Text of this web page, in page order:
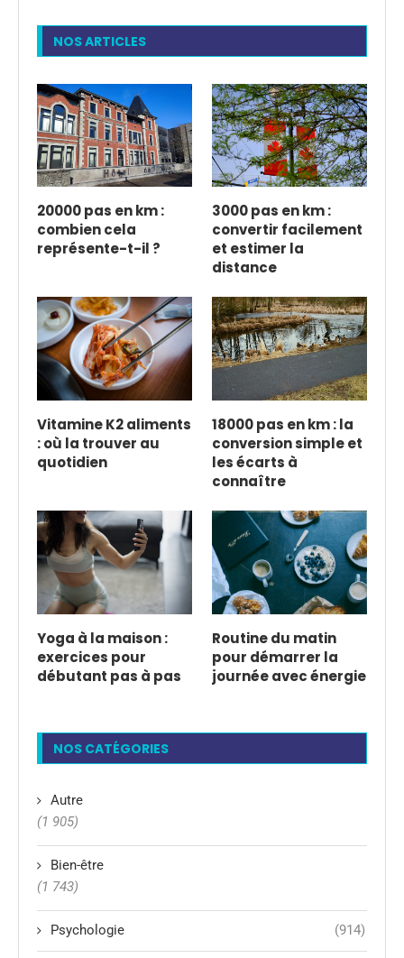
NOS ARTICLES
20000 pas en km :
combien cela
représente-t-il ?
3000 pas en km :
convertir facilement
et estimer la
distance
Vitamine K2 aliments
: où la trouver au
quotidien
18000 pas en km : la
conversion simple et
les écarts à
connaître
Yoga à la maison :
exercices pour
débutant pas à pas
Routine du matin
pour démarrer la
journée avec énergie
NOS CATÉGORIES
Autre
(1 905)
Bien-être
(1 743)
Psychologie (914)